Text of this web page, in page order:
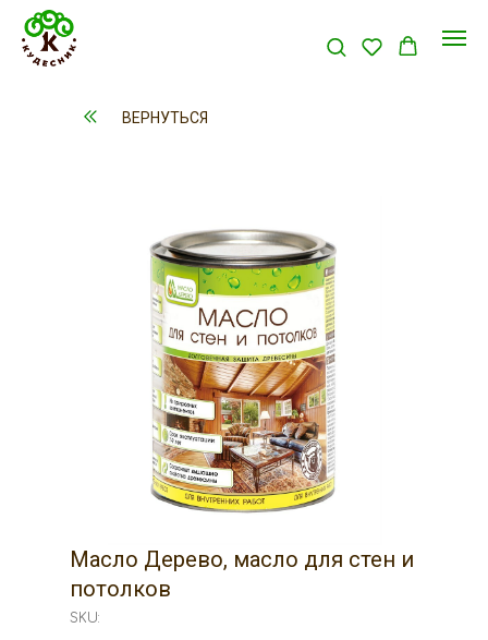
ВЕРНУТЬСЯ
Масло Дерево, масло для стен и
потолков
SKU: